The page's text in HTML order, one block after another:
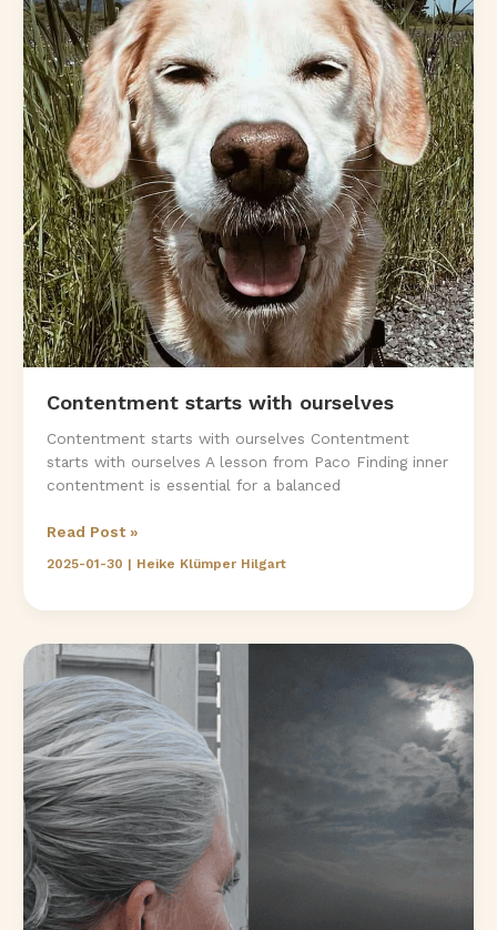
centered?
Contentment starts with ourselves
Contentment starts with ourselves Contentment
starts with ourselves A lesson from Paco Finding inner
contentment is essential for a balanced
Contentment
Read Post »
2025-01-30 | Heike Klümper Hilgart